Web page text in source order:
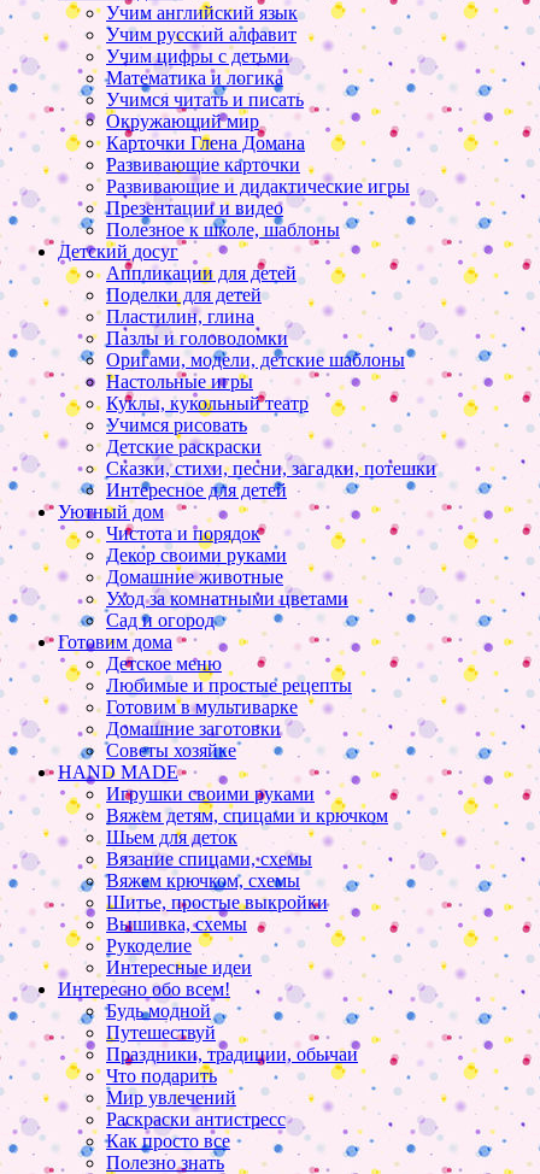
Учим английский язык
Учим русский алфавит
Учим цифры с детьми
Математика и логика
Учимся читать и писать
Окружающий мир
Карточки Глена Домана
Развивающие карточки
Развивающие и дидактические игры
Презентации и видео
Полезное к школе, шаблоны
Детский досуг
Аппликации для детей
Поделки для детей
Пластилин, глина
Пазлы и головоломки
Оригами, модели, детские шаблоны
Настольные игры
Куклы, кукольный театр
Учимся рисовать
Детские раскраски
Сказки, стихи, песни, загадки, потешки
Интересное для детей
Уютный дом
Чистота и порядок
Декор своими руками
Домашние животные
Уход за комнатными цветами
Сад и огород
Готовим дома
Детское меню
Любимые и простые рецепты
Готовим в мультиварке
Домашние заготовки
Советы хозяйке
HAND MADE
Игрушки своими руками
Вяжем детям, спицами и крючком
Шьем для деток
Вязание спицами, схемы
Вяжем крючком, схемы
Шитье, простые выкройки
Вышивка, схемы
Рукоделие
Интересные идеи
Интересно обо всем!
Будь модной
Путешествуй
Праздники, традиции, обычаи
Что подарить
Мир увлечений
Раскраски антистресс
Как просто все
Полезно знать